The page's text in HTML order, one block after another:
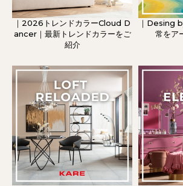
｜2026トレンドカラーCloud D
ancer｜最新トレンドカラーをご
紹介
｜Desing
常をア